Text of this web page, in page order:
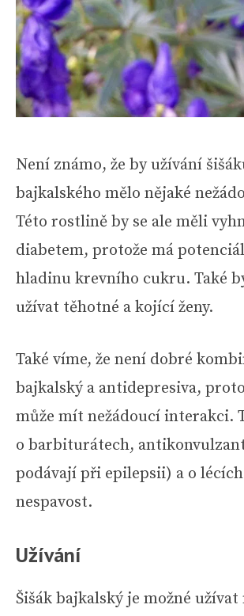
Není známo, že by užívání
bajkalského mělo nějaké
Této rostlině by se ale měli
diabetem, protože má
hladinu krevního cukru. Také
užívat těhotné a kojící ženy.
Také víme, že není dobré
bajkalský a antidepresiva,
může mít nežádoucí interakci.
o barbiturátech,
podávají při epilepsii) a o
nespavost.
Užívání
Šišák bajkalský je možné